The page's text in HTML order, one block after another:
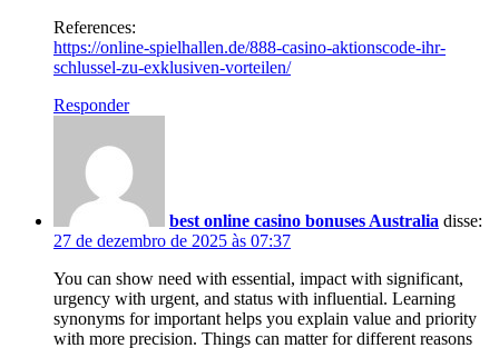
References:
https://online-spielhallen.de/888-casino-aktionscode-ihr-
schlussel-zu-exklusiven-vorteilen/
Responder
best online casino bonuses Australia disse:
27 de dezembro de 2025 às 07:37
You can show need with essential, impact with significant,
urgency with urgent, and status with influential. Learning
synonyms for important helps you explain value and priority
with more precision. Things can matter for different reasons